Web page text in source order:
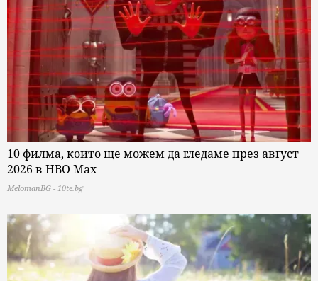
10 филма, които ще можем да гледаме през август
2026 в HBO Max
MelomanBG - 10te.bg